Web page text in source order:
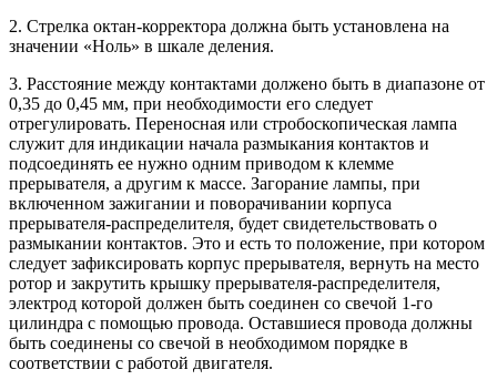
2. Стрелка октан-корректора должна быть установлена на
значении «Ноль» в шкале деления.
3. Расстояние между контактами должено быть в диапазоне от
0,35 до 0,45 мм, при необходимости его следует
отрегулировать. Переносная или стробоскопическая лампа
служит для индикации начала размыкания контактов и
подсоединять ее нужно одним приводом к клемме
прерывателя, а другим к массе. Загорание лампы, при
включенном зажигании и поворачивании корпуса
прерывателя-распределителя, будет свидетельствовать о
размыкании контактов. Это и есть то положение, при котором
следует зафиксировать корпус прерывателя, вернуть на место
ротор и закрутить крышку прерывателя-распределителя,
электрод которой должен быть соединен со свечой 1-го
цилиндра с помощью провода. Оставшиеся провода должны
быть соединены со свечой в необходимом порядке в
соответствии с работой двигателя.